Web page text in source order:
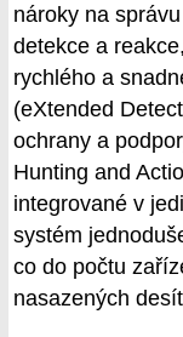
nároky na
detekce a
rychlého a
(eXtended
ochrany a
Hunting and
integrované v
systém
co do počtu
nasazených